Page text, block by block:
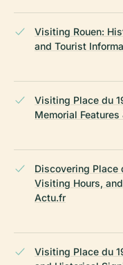
Visiting Rouen:
and Tourist
Visiting Place du
Memorial
Discovering Place
Visiting Hours,
Actu.fr
Visiting Place du